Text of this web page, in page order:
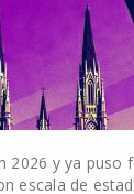
2026 y ya puso
escala de